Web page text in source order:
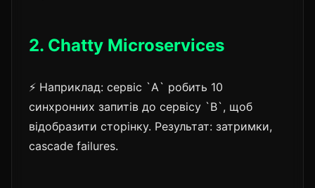
2. Chatty Microservices
⚡ Наприклад: сервіс `A` робить 10
синхронних запитів до сервісу `B`, щоб
відобразити сторінку. Результат: затримки,
cascade failures.